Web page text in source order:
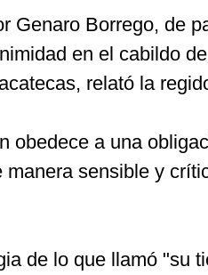
Borrego, de
en el cabildo
relató la
a una
sensible y
de lo que llamó "su